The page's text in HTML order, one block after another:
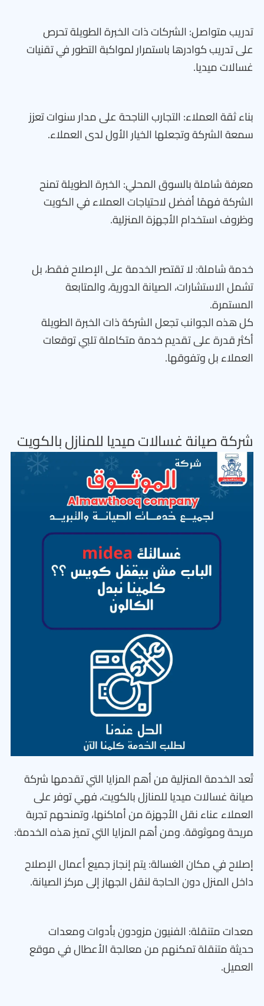
تدريب متواصل: الشركات ذات الخبرة الطويلة تحرص
على تدريب كوادرها باستمرار لمواكبة التطور في تقنيات
غسالات ميديا.
بناء ثقة العملاء: التجارب الناجحة على مدار سنوات تعزز
سمعة الشركة وتجعلها الخيار الأول لدى العملاء.
معرفة شاملة بالسوق المحلي: الخبرة الطويلة تمنح
الشركة فهمًا أفضل لاحتياجات العملاء في الكويت
وظروف استخدام الأجهزة المنزلية.
خدمة شاملة: لا تقتصر الخدمة على الإصلاح فقط، بل
تشمل الاستشارات، الصيانة الدورية، والمتابعة
المستمرة.
كل هذه الجوانب تجعل الشركة ذات الخبرة الطويلة
أكثر قدرة على تقديم خدمة متكاملة تلبي توقعات
العملاء بل وتفوقها.
شركة صيانة غسالات ميديا للمنازل بالكويت
تُعد الخدمة المنزلية من أهم المزايا التي تقدمها شركة
صيانة غسالات ميديا للمنازل بالكويت، فهي توفر على
العملاء عناء نقل الأجهزة من أماكنها، وتمنحهم تجربة
مريحة وموثوقة. ومن أهم المزايا التي تميز هذه الخدمة:
إصلاح في مكان الغسالة: يتم إنجاز جميع أعمال الإصلاح
داخل المنزل دون الحاجة لنقل الجهاز إلى مركز الصيانة.
معدات متنقلة: الفنيون مزودون بأدوات ومعدات
حديثة متنقلة تمكنهم من معالجة الأعطال في موقع
العميل.